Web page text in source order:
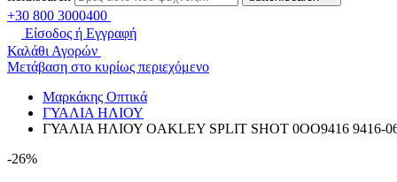
+30 800 3000400
Είσοδος ή Εγγραφή
Καλάθι Αγορών
Μετάβαση στο κυρίως περιεχόμενο
Μαρκάκης Οπτικά
ΓΥΑΛΙΑ ΗΛΙΟΥ
ΓΥΑΛΙΑ ΗΛΙΟΥ OAKLEY SPLIT SHOT 0OO9416 9416-
-26%